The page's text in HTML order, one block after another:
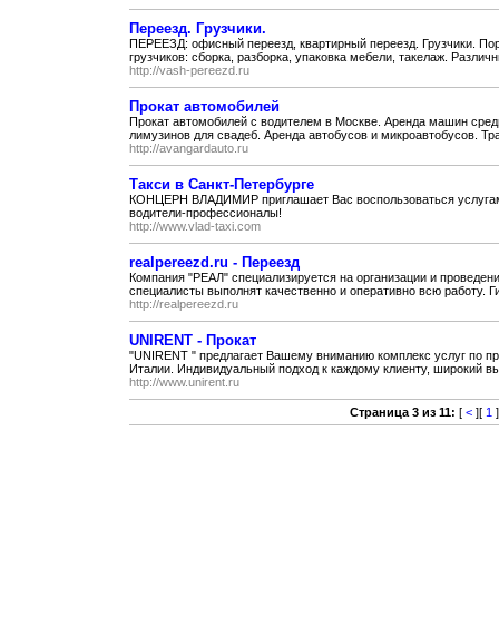
Переезд. Грузчики.
ПЕРЕЕЗД: офисный переезд, квартирный переезд. Грузчики.
грузчиков: сборка, разборка, упаковка мебели, такелаж.
http://vash-pereezd.ru
Прокат автомобилей
Прокат автомобилей с водителем в Москве. Аренда машин
лимузинов для свадеб. Аренда автобусов и микроавтобусов.
http://avangardauto.ru
Такси в Санкт-Петербурге
КОНЦЕРН ВЛАДИМИР приглашает Вас воспользоваться
водители-профессионалы!
http://www.vlad-taxi.com
realpereezd.ru - Переезд
Компания "РЕАЛ" специализируется на организации и
специалисты выполнят качественно и оперативно всю работу.
http://realpereezd.ru
UNIRENT - Прокат
"UNIRENT " предлагает Вашему вниманию комплекс услуг по
Италии. Индивидуальный подход к каждому клиенту, широкий
http://www.unirent.ru
Страница 3 из 11: [ <][ 1